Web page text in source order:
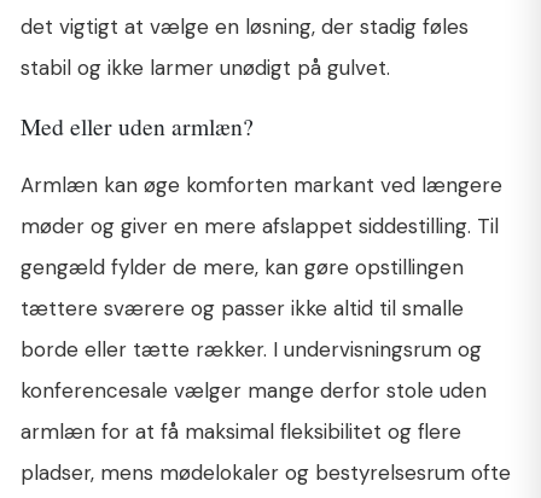
det vigtigt at vælge en løsning, der stadig føles
stabil og ikke larmer unødigt på gulvet.
Med eller uden armlæn?
Armlæn kan øge komforten markant ved længere
møder og giver en mere afslappet siddestilling. Til
gengæld fylder de mere, kan gøre opstillingen
tættere sværere og passer ikke altid til smalle
borde eller tætte rækker. I undervisningsrum og
konferencesale vælger mange derfor stole uden
armlæn for at få maksimal fleksibilitet og flere
pladser, mens mødelokaler og bestyrelsesrum ofte